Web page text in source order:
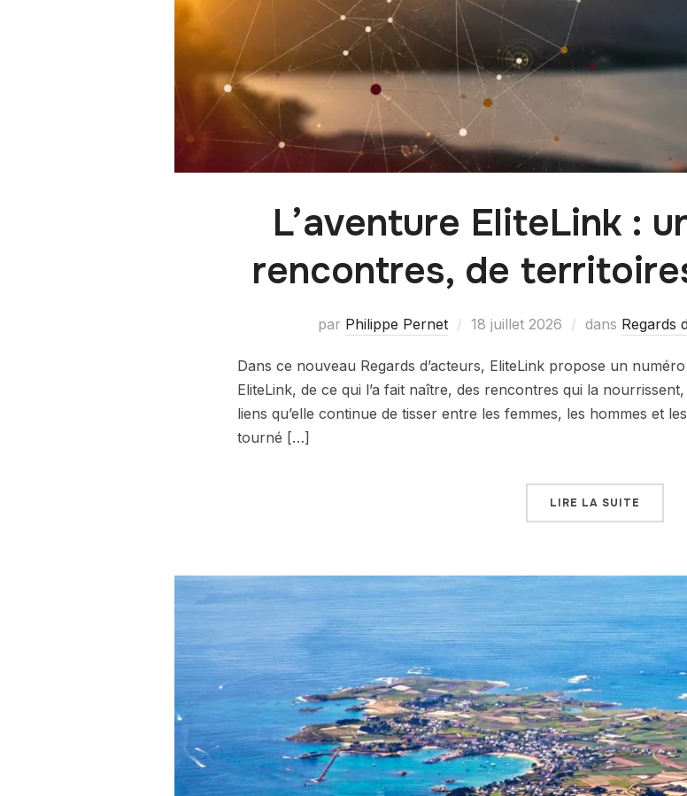
L’aventure EliteLink :
rencontres, de
par Philippe Pernet 18 juillet 2026 dans Regards
Dans ce nouveau Regards d’acteurs, EliteLink propose un
EliteLink, de ce qui l’a fait naître, des rencontres qui la
liens qu’elle continue de tisser entre les femmes, les hommes et
tourné […]
LIRE LA SUITE